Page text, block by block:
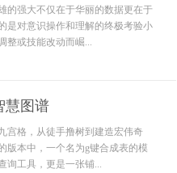
的强大不仅在于华丽的数据更在于
是对意识操作和理解的终极考验小
整或技能改动而崛...
慧图谱
宫格，从徒手撸树到建造宏伟奇
版本中，一个名为g键合成表的模
询工具，更是一张铺...